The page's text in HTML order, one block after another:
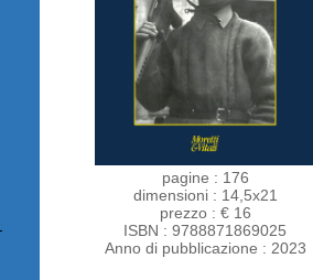
pagine : 176
dimensioni : 14,5x21
prezzo : € 16
ISBN : 9788871869025
Anno di pubblicazione : 2023